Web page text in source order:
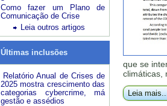
Como fazer um Plano de
Comunicação de Crise
Leia outros artigos
Últimas inclusões
Relatório Anual de Crises de
2025 mostra crescimento das
categorias cybercrime, má
gestão e assédios
que se
climáticas,
Leia